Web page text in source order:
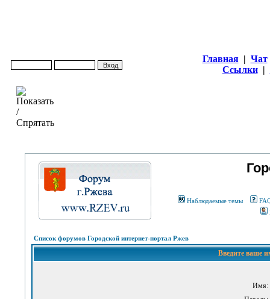
Главная | Чат
Ссылки |
Наблюдаемые темы
Список форумов Городской интернет-портал Ржев
Введите ваше
Имя: